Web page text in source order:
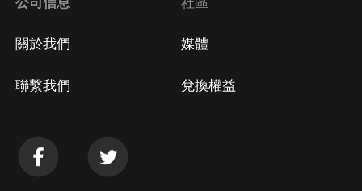
關於我們
聯繫我們
媒體
兌換權益